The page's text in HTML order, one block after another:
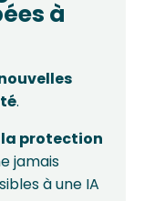
à
.
la protection
jamais
à une IA